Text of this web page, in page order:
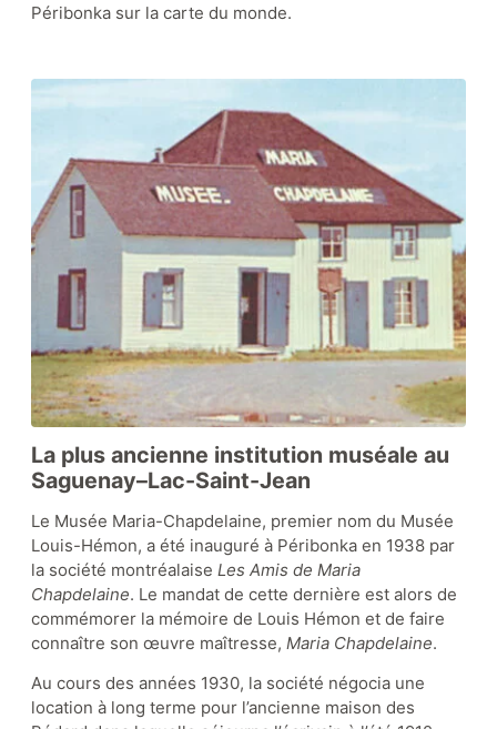
Péribonka sur la carte du monde.
La plus ancienne institution muséale au
Saguenay–Lac-Saint-Jean
Le Musée Maria-Chapdelaine, premier nom du Musée
Louis-Hémon, a été inauguré à Péribonka en 1938 par
la société montréalaiseLes Amis de Maria
Chapdelaine. Le mandat de cette dernière est alors de
commémorer la mémoire de Louis Hémon et de faire
connaître son œuvre maîtresse,Maria Chapdelaine.
Au cours des années 1930, la société négocia une
location à long terme pour l’ancienne maison des